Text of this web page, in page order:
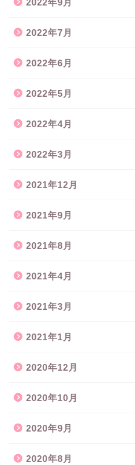
2022年9月
2022年7月
2022年6月
2022年5月
2022年4月
2022年3月
2021年12月
2021年9月
2021年8月
2021年4月
2021年3月
2021年1月
2020年12月
2020年10月
2020年9月
2020年8月